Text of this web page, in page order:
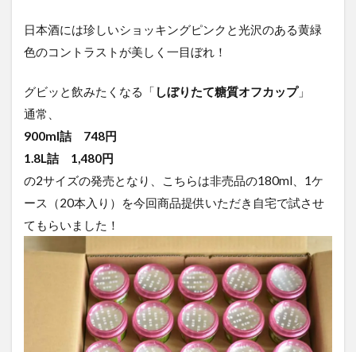
日本酒には珍しいショッキングピンクと光沢のある黄緑
色のコントラストが美しく一目ぼれ！
グビッと飲みたくなる「 しぼりたて糖質オフカップ」
通常、
900ml詰 748円
1.8L詰 1,480円
の2サイズの発売となり、こちらは非売品の180ml、1ケ
ース（20本入り）を今回商品提供いただき自宅で試させ
てもらいました！